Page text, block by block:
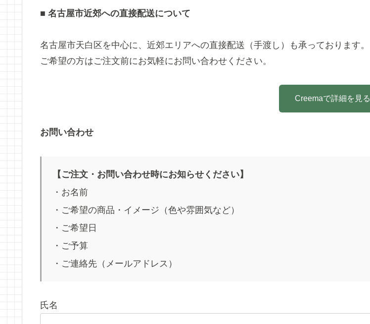
■ 名古屋市近郊への直接配送について
名古屋市天白区を中心に、近郊エリアへの直接配送（手渡し）も承っております。
ご希望の方はご注文前にお気軽にお問い合わせください。
Creemaで詳細を見る
お問い合わせ
【ご注文・お問い合わせ時にお知らせください】
・お名前
・ご希望の商品・イメージ（色や雰囲気など）
・ご希望日
・ご予算
・ご連絡先（メールアドレス）
氏名